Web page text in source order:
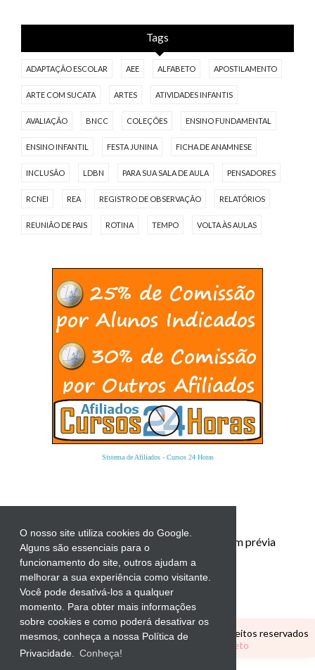
O nosso site utiliza cookies do Google.
Alguns são essenciais para o
funcionamento do site, outros ajudam a
melhorar a sua experiência como visitante.
Você pode desativá-los a qualquer
momento. Para obter mais informações
sobre cookies e como poderá desativar os
mesmos, conheça a nossa Política de
Privacidade.
Conheça!
Tags
ADAPTAÇÃO ESCOLAR AEE ALFABETO APOSTILAMENTO
ARTE COM SUCATA ARTES ATIVIDADES INFANTIS
AVALIAÇÃO BNCC COLEÇÕES ENSINO FUNDAMENTAL
ENSINO INFANTIL FESTA JUNINA FICHA DE ANAMNESE
INCLUSÃO LDBN PARA SUA SALA DE AULA PENSADORES
RCNEI REA REGISTRO DE OBSERVAÇÃO RELATÓRIOS
REUNIÃO DE PAIS ROTINA TEMPO VOLTA ÀS AULAS
Sistema de Afiliados- Cursos 24 Horas
Proibida a reprodução total ou parcial sem prévia
autorização.
Copyright © CANTINHO EDUCATIVOTodos os direitos reservados
Tema Personalizado por
Elaine Gaspareto